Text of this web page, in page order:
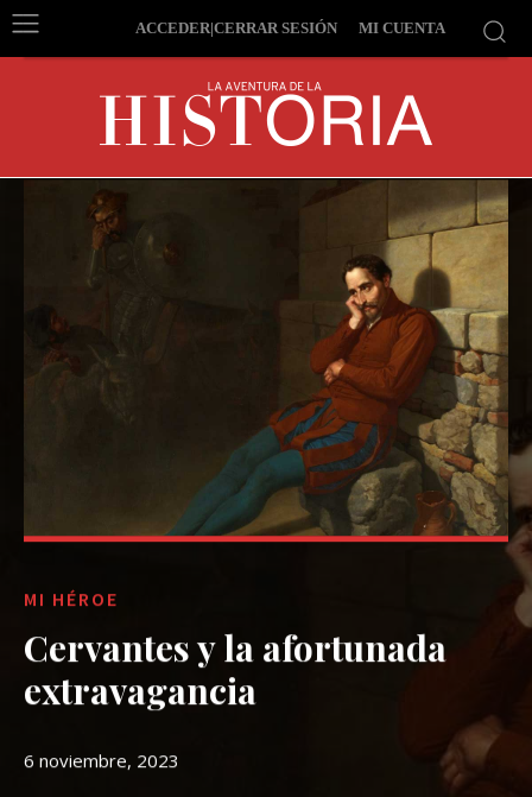
ACCEDER|CERRAR SESIÓN MI CUENTA
MI HÉROE
Cervantes y la afortunada
extravagancia
6 noviembre, 2023